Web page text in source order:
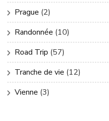
Prague (2)
Randonnée (10)
Road Trip (57)
Tranche de vie (12)
Vienne (3)